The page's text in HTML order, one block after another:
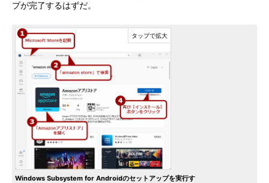
プが完了するはずだ。
Windows Subsystem for Androidのセットアップを実行す